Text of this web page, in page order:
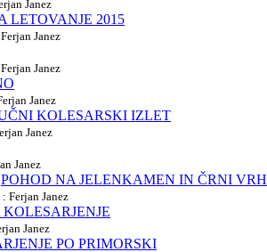
Janez
LETOVANJE 2015
Janez
Janez
Janez
KOLESARSKI IZLET
Janez
Janez
POHOD NA JELENKAMEN IN ČRNI VRH
Ferjan Janez
Janez
PO PRIMORSKI